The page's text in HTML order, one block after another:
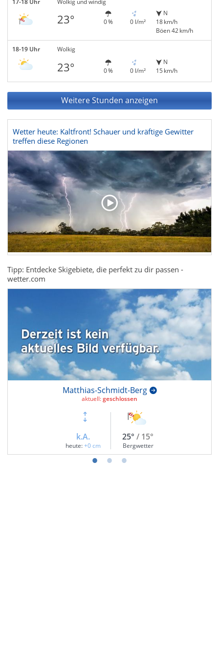
17-18 Uhr Wolkig und windig
23° 0 % 0 l/m²
N
18 km/h
Böen 42 km/h
18-19 Uhr Wolkig
23° 0 % 0 l/m²
N
15 km/h
Weitere Stunden anzeigen
Wetter heute: Kaltfront! Schauer und kräftige Gewitter
treffen diese Regionen
Tipp: Entdecke Skigebiete, die perfekt zu dir passen -
wetter.com
Matthias-Schmidt-Berg
aktuell:geschlossen
k.A.
heute:+0 cm
25° / 15°
Bergwetter